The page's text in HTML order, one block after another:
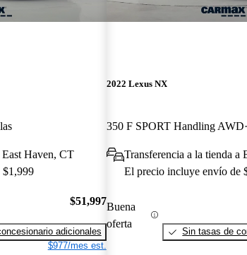
East Haven, CT
$1,999
$51,997
adicionales
$977/mes est.
2022 Lexus NX
350 F SPORT Handling AWD
Transferencia a la tienda a
El precio incluye envío de
Buena
oferta
Sin tasas de